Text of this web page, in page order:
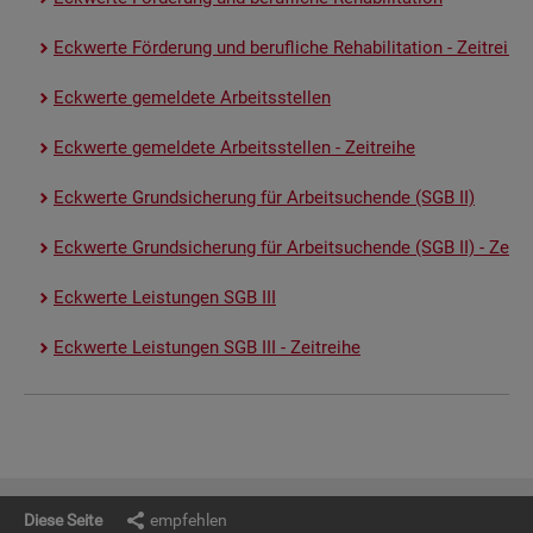
Eck­wer­te För­de­rung und be­ruf­li­che Re­ha­bi­li­ta­ti­on - Zeit­rei­he
Eck­wer­te ge­mel­de­te Ar­beits­stel­len
Eck­wer­te ge­mel­de­te Ar­beits­stel­len - Zeit­rei­he
Eck­wer­te Grund­si­che­rung für Ar­beit­su­chen­de (SGB II)
Eck­wer­te Grund­si­che­rung für Ar­beit­su­chen­de (SGB II) -
Eck­wer­te Leis­tun­gen SGB III
Eck­wer­te Leis­tun­gen SGB III - Zeit­rei­he
Diese Seite empfehlen